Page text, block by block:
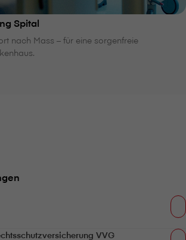
Spital
nach Mass – für eine sorgenfreie
VVG